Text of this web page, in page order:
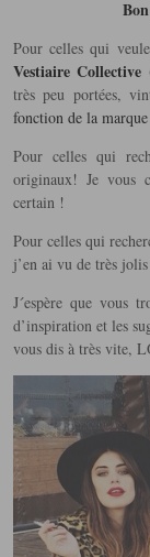
Pour celles qui
Vestiaire Collective
très peu portées,
fonction de la
Pour celles qui
originaux! Je vous
certain !
Pour celles qui
j’en ai vu de très
J´espère que vous
d’inspiration et les
vous dis à très vite,